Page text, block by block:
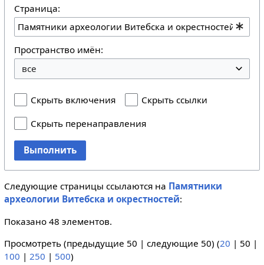
Страница:
Пространство имён:
Скрыть включения
Скрыть ссылки
Скрыть перенаправления
Выполнить
Следующие страницы ссылаются на Памятники
археологии Витебска и окрестностей:
Показано 48 элементов.
Просмотреть (предыдущие 50 | следующие 50) (20 | 50 |
100 | 250 | 500)